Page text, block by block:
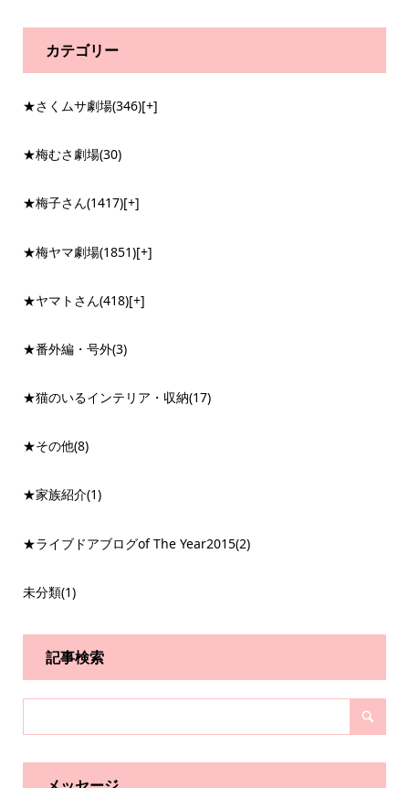
カテゴリー
★さくムサ劇場(346)[+]
★梅むさ劇場(30)
★梅子さん(1417)[+]
★梅ヤマ劇場(1851)[+]
★ヤマトさん(418)[+]
★番外編・号外(3)
★猫のいるインテリア・収納(17)
★その他(8)
★家族紹介(1)
★ライブドアブログof The Year2015(2)
未分類(1)
記事検索